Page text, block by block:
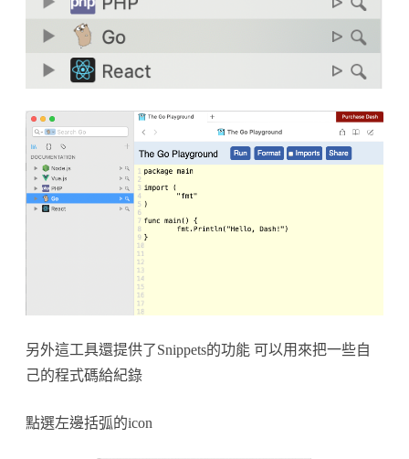
另外這工具還提供了Snippets的功能 可以用來把一些自
己的程式碼給紀錄
點選左邊括弧的icon